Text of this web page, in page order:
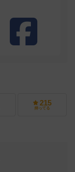
215
持ってる